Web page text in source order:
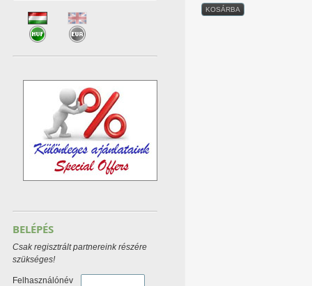
BELÉPÉS
Csak regisztrált partnereink részére
szükséges!
Felhasználónév